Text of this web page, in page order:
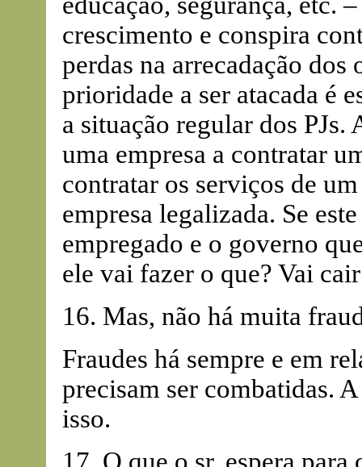
crescimento e conspira
perdas na arrecadação
prioridade a ser atacada é
a situação regular dos
uma empresa a contratar
contratar os serviços de
empresa legalizada. Se
empregado e o governo
ele vai fazer o que? Vai
16. Mas, não há muita
Fraudes há sempre e em
precisam ser combatidas.
isso.